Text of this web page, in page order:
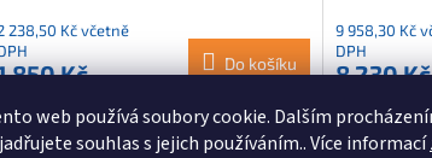
web používá soubory cookie. Dalším
souhlas s jejich používáním.. Více informací
238,50 Kč včetně
850 Kč Do košíku
kříž GKS 06
9 958,30 Kč
DPH
8 230 Kč
6
Pro navržení